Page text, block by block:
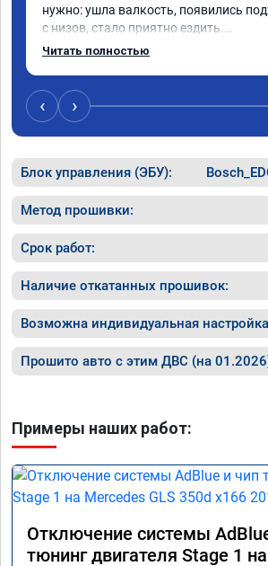
нужно: ушла валкость, появились
с низов, стало приятно ездить.
Одни из лучших трат, в авто! 🔥
Читать полностью
‹ ›
Блок управления (ЭБУ):
Метод прошивки:
Срок работ:
Наличие откатанных прошивок:
Возможна индивидуальная
Прошито авто с этим ДВС (на
Примеры наших работ:
Отключение системы
тюнинг двигателя Stage 1